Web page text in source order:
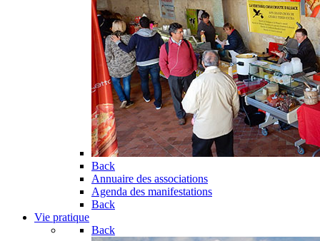
Back
Annuaire des associations
Agenda des manifestations
Back
Vie pratique
Back